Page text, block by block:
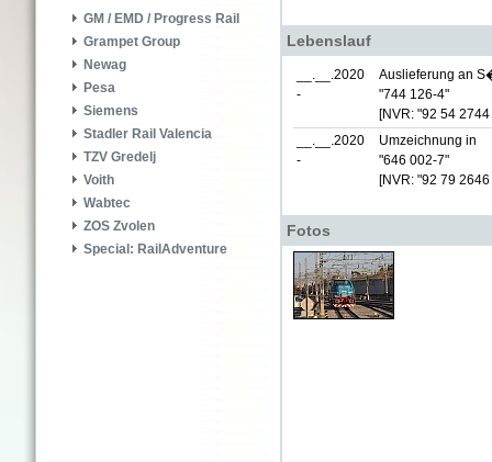
GM / EMD / Progress Rail
Grampet Group
Newag
Pesa
Siemens
Stadler Rail Valencia
TZV Gredelj
Voith
Wabtec
ZOS Zvolen
Special: RailAdventure
Lebenslauf
__.__.2020
-
Auslieferung an
"744 126-4"
[NVR: "92 54
__.__.2020
-
Umzeichnung in
"646 002-7"
[NVR: "92 79
Fotos